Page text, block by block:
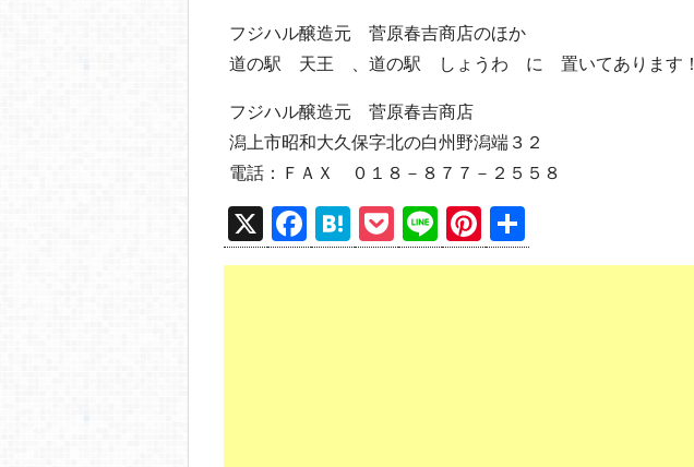
フジハル醸造元 菅原春吉商店のほか
道の駅 天王 、道の駅 しょうわ に 置いてあります！
フジハル醸造元 菅原春吉商店
潟上市昭和大久保字北の白州野潟端３２
電話：ＦＡＸ ０１８－８７７－２５５８
X
F
a
H
at
P
o
Li
n
Pi
nt 有